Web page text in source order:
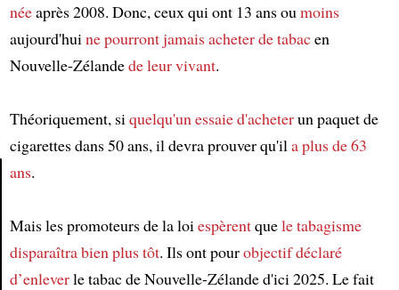
néeaprès 2008. Donc, ceux qui ont 13 ans oumoins
aujourd'huine pourront jamais acheter de tabacen
Nouvelle-Zélandede leur vivant.
Théoriquement, siquelqu'unessaie d'acheterun paquet de
cigarettes dans 50 ans, il devra prouver qu'ila plus de 63
ans.
Mais les promoteurs de la loiespèrentquele tabagisme
disparaîtrabien plus tôt. Ils ont pourobjectif déclaré
d’enleverle tabac de Nouvelle-Zélande d'ici 2025. Le fait